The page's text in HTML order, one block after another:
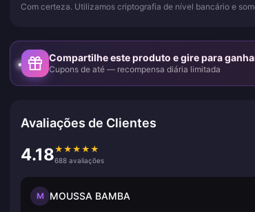
Com certeza. Utilizamos criptografia de nível bancário e
Compartilhe este produto e gire para
Cupons de até — recompensa diária limitada
Avaliações de Clientes
4.18★ ★ ★ ★ ★
688 avaliações
M MOUSSA BAMBA